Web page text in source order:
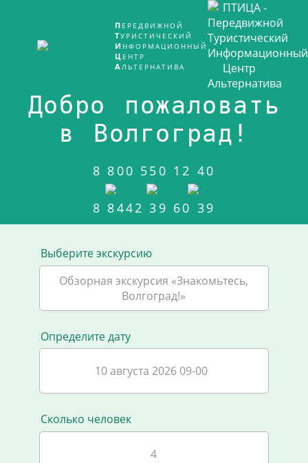
ПЕРЕДВИЖНОЙ
ТУРИСТИЧЕСКИЙ
ИНФОРМАЦИОННЫЙ
ЦЕНТР
АЛЬТЕРНАТИВА
Добро пожаловать
в Волгоград!
8 800 550 12 40
8 8442 39 60 39
Выберите экскурсию
Обзорная экскурсия «Знакомьтесь,
Волгоград!»
Определите дату
10 августа 2026 09-00
Сколько человек